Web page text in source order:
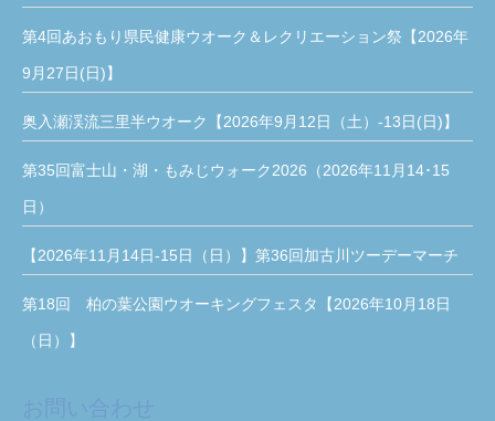
第4回あおもり県民健康ウオーク＆レクリエーション祭【2026年
9月27日(日)】
奥入瀬渓流三里半ウオーク【2026年9月12日（土）-13日(日)】
第35回富士山・湖・もみじウォーク2026（2026年11月14･15
日）
【2026年11月14日-15日（日）】第36回加古川ツーデーマーチ
第18回 柏の葉公園ウオーキングフェスタ【2026年10月18日
（日）】